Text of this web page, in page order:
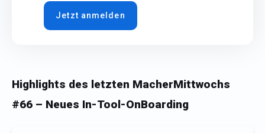
Jetzt anmelden
Highlights des letzten MacherMittwochs
#66 – Neues In-Tool-OnBoarding